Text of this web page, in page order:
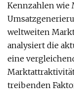
Kennzahlen wie
weltweiten
analysiert die
eine
treibenden